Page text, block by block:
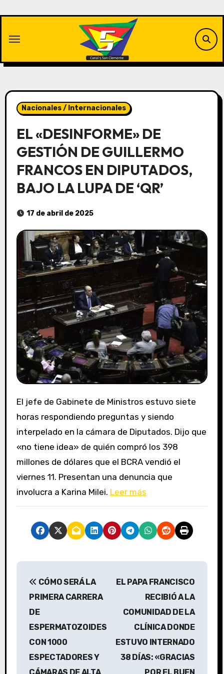
contenido
Nacionales / Internacionales
EL «DESINFORME» DE
GESTIÓN DE GUILLERMO
FRANCOS EN DIPUTADOS,
BAJO LA LUPA DE ‘QR’
17 de abril de 2025
El jefe de Gabinete de Ministros estuvo siete
horas respondiendo preguntas y siendo
interpelado en la cámara de Diputados. Dijo que
«no tiene idea» de quién compró los 398
millones de dólares que el BCRA vendió el
viernes 11. Presentan una denuncia que
involucra a Karina Milei. Leer más
N
CÓMO SERÁ LA
PRIMERA CARRERA
DE
ESPERMATOZOIDES
CON 1000
ESPECTADORES Y
CÁMARAS DE ALTA
EL PAPA FRANCISCO
RECIBIÓ A LA
COMUNIDAD DE LA
CLÍNICA DONDE
ESTUVO INTERNADO
38 DÍAS: «GRACIAS
POR EL BUEN